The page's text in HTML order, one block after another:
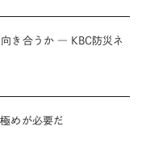
向き合うか ― KBC防災ネ
めが必要だ